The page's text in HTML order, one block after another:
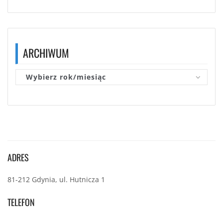
ARCHIWUM
Wybierz rok/miesiąc
ADRES
81-212 Gdynia, ul. Hutnicza 1
TELEFON